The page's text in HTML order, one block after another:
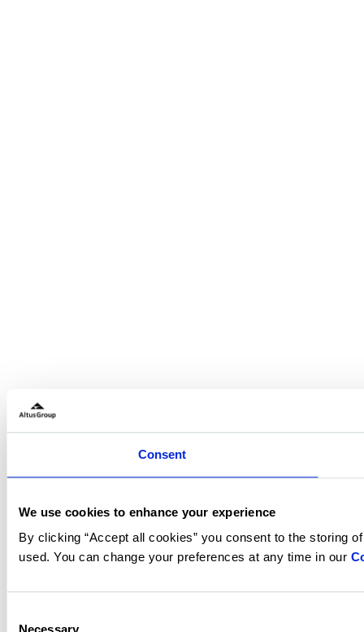
Consent
We use cookies to enhance your experience
By clicking “Accept all cookies” you consent to the storing
used. You can change your preferences at any time in our